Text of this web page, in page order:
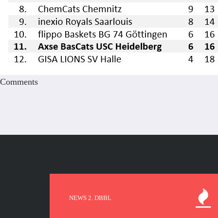
Comments
NEWS 2. DBBL